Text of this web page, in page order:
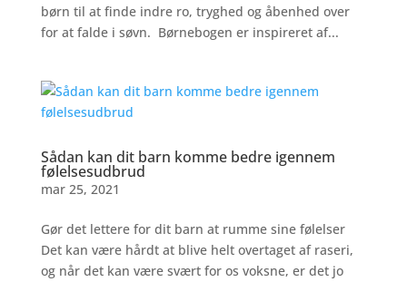
børn til at finde indre ro, tryghed og åbenhed over
for at falde i søvn. Børnebogen er inspireret af...
Sådan kan dit barn komme bedre igennem
følelsesudbrud
mar 25, 2021
Gør det lettere for dit barn at rumme sine følelser
Det kan være hårdt at blive helt overtaget af raseri,
og når det kan være svært for os voksne, er det jo